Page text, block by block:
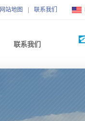
网站地图 联系我们
联系我们